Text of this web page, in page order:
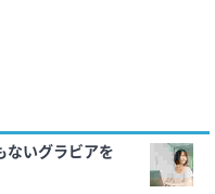
ないグラビアを